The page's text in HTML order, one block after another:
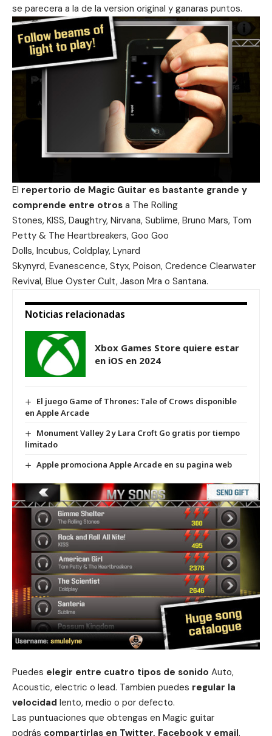
se parecera a la de la version original y ganaras puntos.
El repertorio de Magic Guitar es bastante grande y
comprende entre otros a The Rolling
Stones, KISS, Daughtry, Nirvana, Sublime, Bruno Mars, Tom
Petty & The Heartbreakers, Goo Goo
Dolls, Incubus, Coldplay, Lynard
Skynyrd, Evanescence, Styx, Poison, Credence Clearwater
Revival, Blue Oyster Cult, Jason Mra o Santana.
Noticias relacionadas
Xbox Games Store quiere estar
en iOS en 2024
El juego Game of Thrones: Tale of Crows disponible
en Apple Arcade
Monument Valley 2 y Lara Croft Go gratis por tiempo
limitado
Apple promociona Apple Arcade en su pagina web
Puedes elegir entre cuatro tipos de sonido Auto,
Acoustic, electric o lead. Tambien puedes regular la
velocidad lento, medio o por defecto.
Las puntuaciones que obtengas en Magic guitar
podrás compartirlas en Twitter, Facebook y email.